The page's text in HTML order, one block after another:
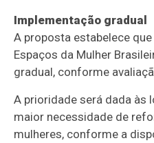
Implementação gradual
A proposta estabelece
Espaços da Mulher
gradual, conforme
A prioridade será dada às
maior necessidade de
mulheres, conforme a